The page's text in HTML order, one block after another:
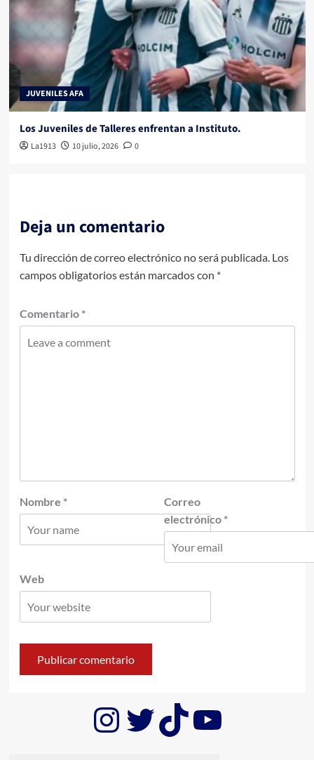
JUVENILES AFA
Los Juveniles de Talleres enfrentan a Instituto.
La1913 10 julio, 2026 0
Deja un comentario
Tu dirección de correo electrónico no será publicada. Los
campos obligatorios están marcados con *
Comentario *
Nombre *
Correo
electrónico *
Web
Instagram
Twitter
TikTok